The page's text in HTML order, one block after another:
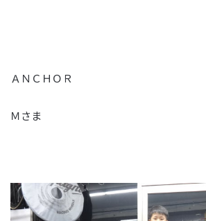
ＡＮＣＨＯＲ
Ｍさま